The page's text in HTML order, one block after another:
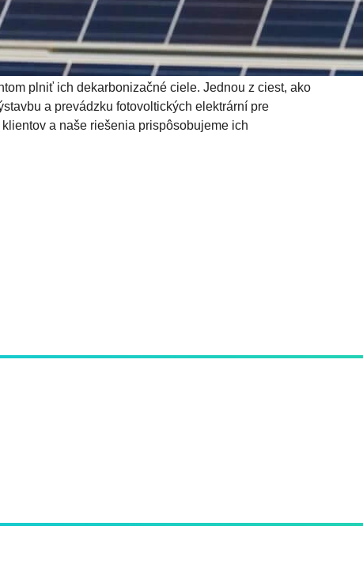
plniť ich dekarbonizačné ciele. Jednou z ciest, ako
a prevádzku fotovoltických elektrární pre
a naše riešenia prispôsobujeme ich